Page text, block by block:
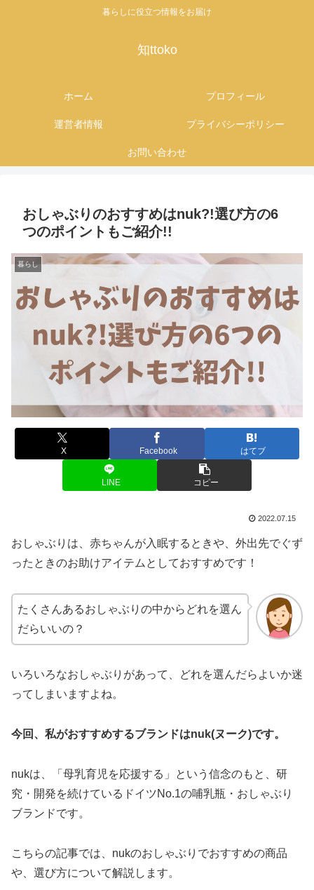
暮らしに役立つ情報をお届け
知ttoko
ホーム プロフィール
運営者情報 プライバシーポリシー
お問い合わせ
おしゃぶりのおすすめはnuk?!選び方の6
つのポイントもご紹介!!
暮らし
X Facebook はてブ
LINE コピー
2022.07.15
おしゃぶりは、赤ちゃんが入眠するときや、外出先でぐず
ったときのお助けアイテムとしておすすめです！
たくさんあるおしゃぶりの中からどれを選ん
だらいいの？
いろいろなおしゃぶりがあって、どれを選んだらよいか迷
ってしまいますよね。
今回、私がおすすめするブランドはnuk(ヌーク)です。
nukは、「母乳育児を応援する」という信念のもと、研
究・開発を続けているドイツNo.1の哺乳瓶・おしゃぶり
ブランドです。
こちらの記事では、nukのおしゃぶりでおすすめの商品
や、選び方について解説します。